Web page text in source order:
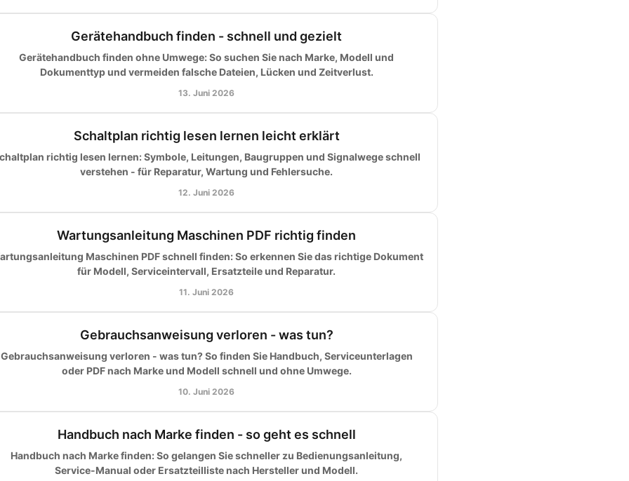
Gerätehandbuch finden - schnell und gezielt
Gerätehandbuch finden ohne Umwege: So suchen Sie nach Marke, Modell und
Dokumenttyp und vermeiden falsche Dateien, Lücken und Zeitverlust.
13. Juni 2026
Schaltplan richtig lesen lernen leicht erklärt
richtig lesen lernen: Symbole, Leitungen, Baugruppen und Signalwege schnell
verstehen - für Reparatur, Wartung und Fehlersuche.
12. Juni 2026
Wartungsanleitung Maschinen PDF richtig finden
Maschinen PDF schnell finden: So erkennen Sie das richtige Dokument
für Modell, Serviceintervall, Ersatzteile und Reparatur.
11. Juni 2026
Gebrauchsanweisung verloren - was tun?
Gebrauchsanweisung verloren - was tun? So finden Sie Handbuch, Serviceunterlagen
oder PDF nach Marke und Modell schnell und ohne Umwege.
10. Juni 2026
Handbuch nach Marke finden - so geht es schnell
Handbuch nach Marke finden: So gelangen Sie schneller zu Bedienungsanleitung,
Service-Manual oder Ersatzteilliste nach Hersteller und Modell.